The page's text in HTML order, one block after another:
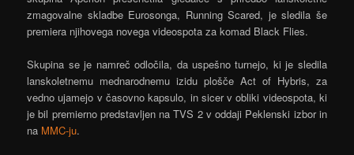
zmagovalne skladbe Eurosonga, Running Scared, je sledila še
premiera njihovega novega videospota za komad Black Flies.
Skupina se je namreč odločila, da uspešno turnejo, ki je sledila
lanskoletnemu mednarodnemu izidu plošče Act of Hybris, za
vedno ujamejo v časovno kapsulo, in sicer v obliki videospota, ki
je bil premierno predstavljen na TVS 2 v oddaji Peklenski izbor in
na MMC-ju.